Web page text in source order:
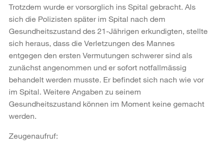
Trotzdem wurde er vorsorglich ins Spital gebracht. Als
sich die Polizisten später im Spital nach dem
Gesundheitszustand des 21-Jährigen erkundigten, stellte
sich heraus, dass die Verletzungen des Mannes
entgegen den ersten Vermutungen schwerer sind als
zunächst angenommen und er sofort notfallmässig
behandelt werden musste. Er befindet sich nach wie vor
im Spital. Weitere Angaben zu seinem
Gesundheitszustand können im Moment keine gemacht
werden.
Zeugenaufruf: